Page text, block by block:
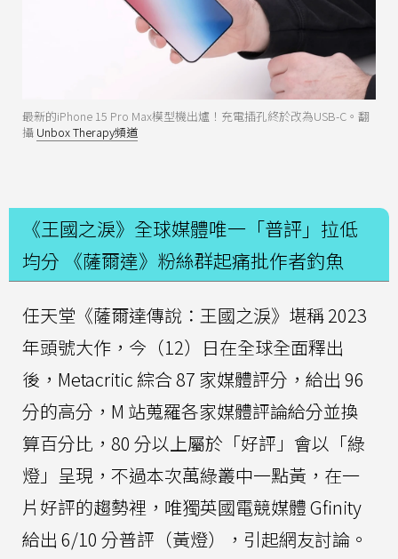
最新的iPhone 15 Pro Max模型機出爐！充電插孔終於改為USB-C。翻
攝 Unbox Therapy頻道
《王國之淚》全球媒體唯一「普評」拉低
均分 《薩爾達》粉絲群起痛批作者釣魚
任天堂《薩爾達傳說：王國之淚》堪稱 2023
年頭號大作，今（12）日在全球全面釋出
後，Metacritic 綜合 87 家媒體評分，給出 96
分的高分，M 站蒐羅各家媒體評論給分並換
算百分比，80 分以上屬於「好評」會以「綠
燈」呈現，不過本次萬綠叢中一點黃，在一
片好評的趨勢裡，唯獨英國電競媒體 Gfinity
給出 6/10 分普評（黃燈），引起網友討論。